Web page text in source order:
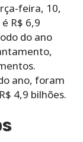
feira, 10,
R$ 6,9
do ano
ano, foram
4,9 bilhões.